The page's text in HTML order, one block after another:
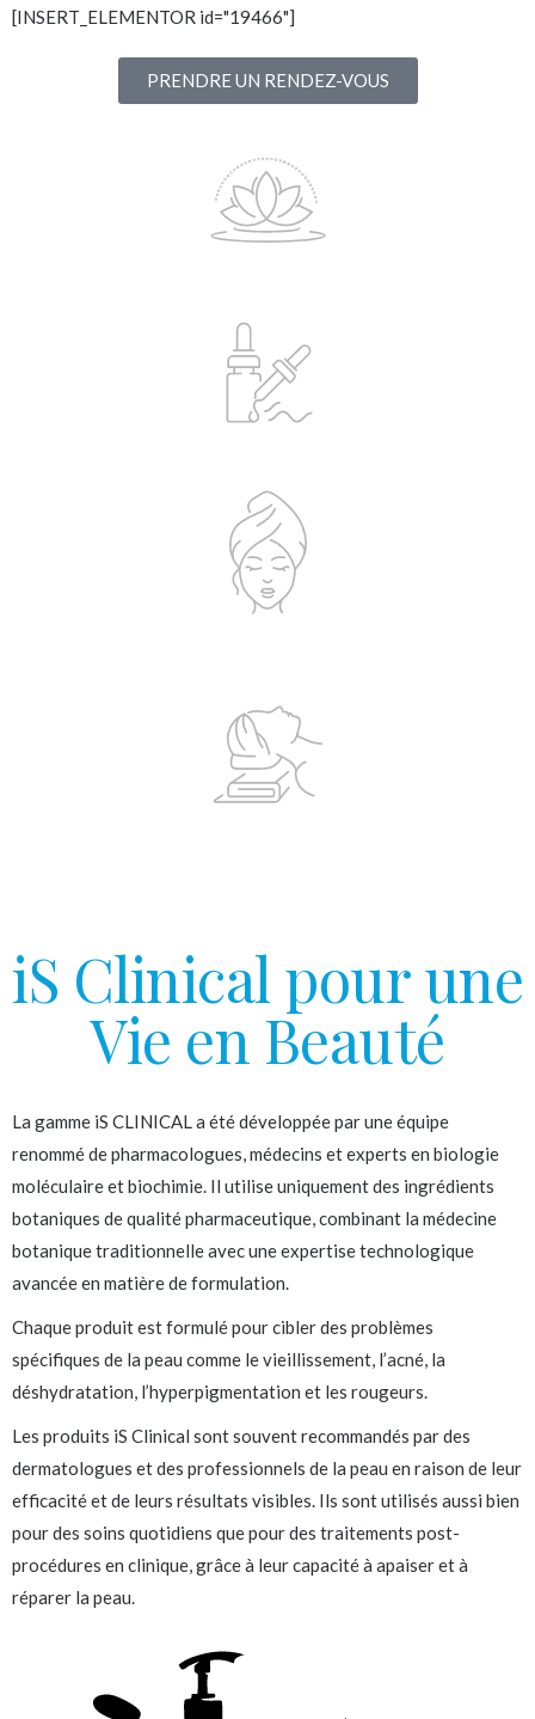
[INSERT_ELEMENTOR id="19466"]
PRENDRE UN RENDEZ-VOUS
iS Clinical pour une
Vie en Beauté
La gamme iS CLINICAL a été développée par une équipe
renommé de pharmacologues, médecins et experts en biologie
moléculaire et biochimie. Il utilise uniquement des ingrédients
botaniques de qualité pharmaceutique, combinant la médecine
botanique traditionnelle avec une expertise technologique
avancée en matière de formulation.
Chaque produit est formulé pour cibler des problèmes
spécifiques de la peau comme le vieillissement, l’acné, la
déshydratation, l’hyperpigmentation et les rougeurs.
Les produits iS Clinical sont souvent recommandés par des
dermatologues et des professionnels de la peau en raison de leur
efficacité et de leurs résultats visibles. Ils sont utilisés aussi bien
pour des soins quotidiens que pour des traitements post-
procédures en clinique, grâce à leur capacité à apaiser et à
réparer la peau.